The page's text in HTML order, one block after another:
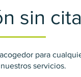
sin
para
servicios.